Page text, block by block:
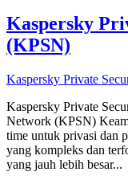
Kaspersky
(KPSN)
Kaspersky Private
Kaspersky Private
Network (KPSN)
time untuk privasi dan
yang kompleks dan
yang jauh lebih besar...